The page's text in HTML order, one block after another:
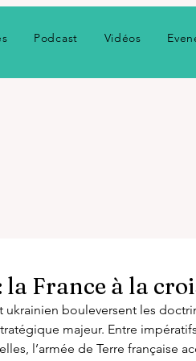
Podcast Vidéos
France à la
bouleversent les
majeur. Entre
l’armée de Terre française